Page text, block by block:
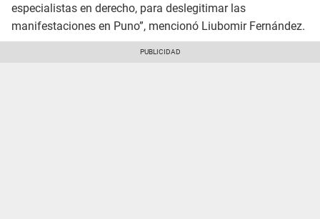
especialistas en derecho, para deslegitimar las
manifestaciones en Puno”, mencionó Liubomir Fernández.